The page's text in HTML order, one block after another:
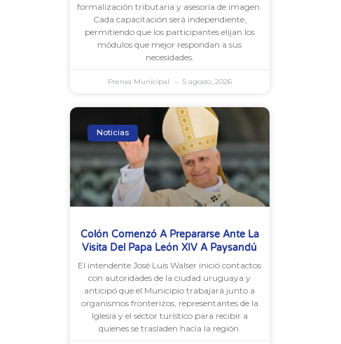
formalización tributaria y asesoría de imagen.
Cada capacitación será independiente,
permitiendo que los participantes elijan los
módulos que mejor respondan a sus
necesidades.
Prensa Municipal 5 agosto, 2026
Noticias
Colón Comenzó A Prepararse Ante La
Visita Del Papa León XIV A Paysandú
El intendente José Luis Walser inició contactos
con autoridades de la ciudad uruguaya y
anticipó que el Municipio trabajará junto a
organismos fronterizos, representantes de la
Iglesia y el sector turístico para recibir a
quienes se trasladen hacia la región.